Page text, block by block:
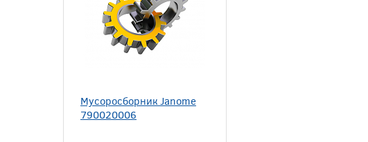
Мусоросборник Janome
790020006